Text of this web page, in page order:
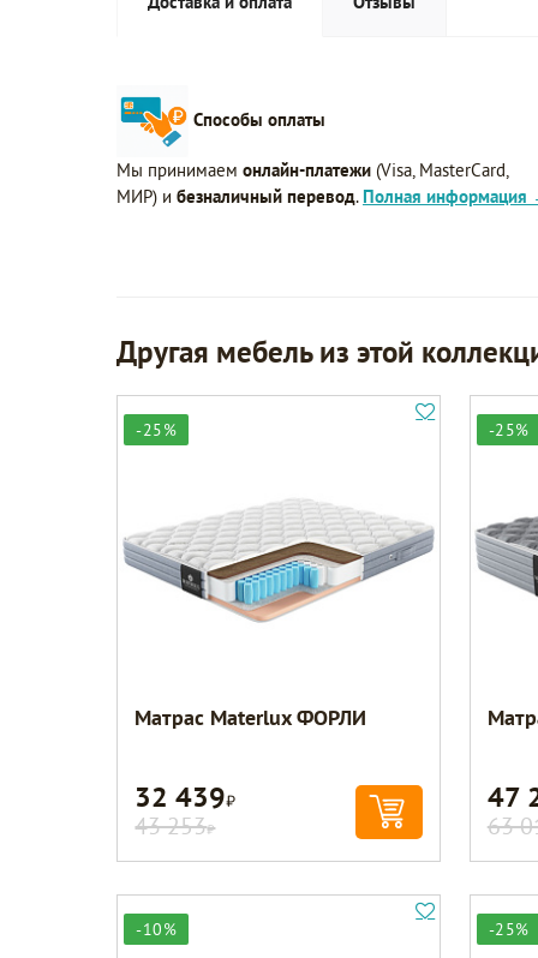
Способы оплаты
Мы принимаем онлайн-платежи (Visa, MasterCard,
МИР) и безналичный перевод. Полная
Другая мебель из этой
-25%
Матрас Materlux ФОРЛИ
32 439Р
43 253Р
-25%
47
63
-10% -25%